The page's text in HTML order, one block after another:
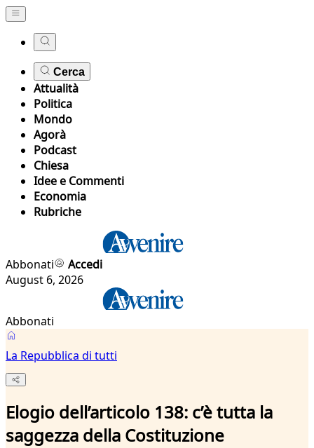
Cerca
Attualità
Politica
Mondo
Agorà
Podcast
Chiesa
Idee e Commenti
Economia
Rubriche
Abbonati
Accedi
August 6, 2026
Abbonati
La Repubblica di tutti
Elogio dell’articolo 138: c’è tutta la
saggezza della Costituzione